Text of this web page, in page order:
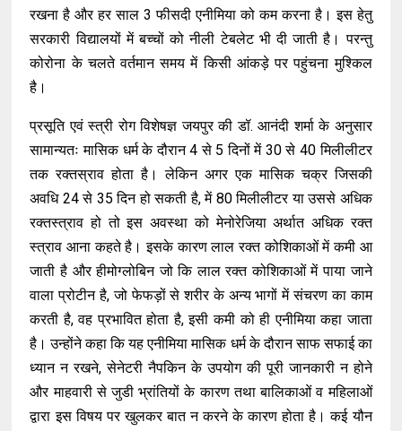
रखना है और हर साल 3 फीसदी एनीमिया को कम करना है। इस हेतु
सरकारी विद्यालयों में बच्चों को नीली टेबलेट भी दी जाती है। परन्तु
कोरोना के चलते वर्तमान समय में किसी आंकड़े पर पहुंचना मुश्किल
है।
प्रसूति एवं स्त्री रोग विशेषज्ञ जयपुर की डॉ. आनंदी शर्मा के अनुसार
सामान्यतः मासिक धर्म के दौरान 4 से 5 दिनों में 30 से 40 मिलीलीटर
तक रक्तस्राव होता है। लेकिन अगर एक मासिक चक्र जिसकी
अवधि 24 से 35 दिन हो सकती है, में 80 मिलीलीटर या उससे अधिक
रक्तस्त्राव हो तो इस अवस्था को मेनोरेजिया अर्थात अधिक रक्त
स्त्राव आना कहते है। इसके कारण लाल रक्त कोशिकाओं में कमी आ
जाती है और हीमोग्लोबिन जो कि लाल रक्त कोशिकाओं में पाया जाने
वाला प्रोटीन है, जो फेफड़ों से शरीर के अन्य भागों में संचरण का काम
करती है, वह प्रभावित होता है, इसी कमी को ही एनीमिया कहा जाता
है। उन्होंने कहा कि यह एनीमिया मासिक धर्म के दौरान साफ सफाई का
ध्यान न रखने, सेनेटरी नैपकिन के उपयोग की पूरी जानकारी न होने
और माहवारी से जुडी भ्रांतियों के कारण तथा बालिकाओं व महिलाओं
द्वारा इस विषय पर खुलकर बात न करने के कारण होता है। कई यौन